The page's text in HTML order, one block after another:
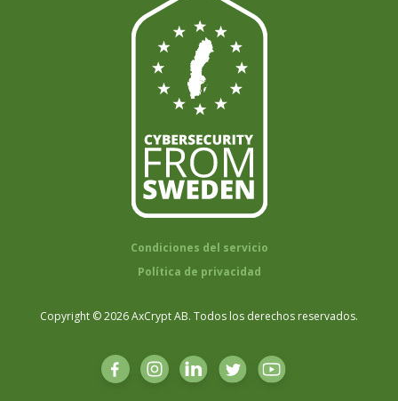
Condiciones del servicio
Política de privacidad
Copyright © 2026 AxCrypt AB. Todos los derechos reservados.